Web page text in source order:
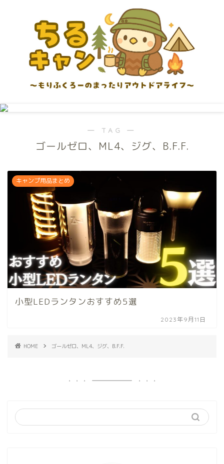
― TAG ―
ゴールゼロ、ML4、ジグ、B.F.F.
キャンプ用品まとめ
小型LEDランタンおすすめ5選
2023年9月11日
HOME ゴールゼロ、ML4、ジグ、B.F.F.